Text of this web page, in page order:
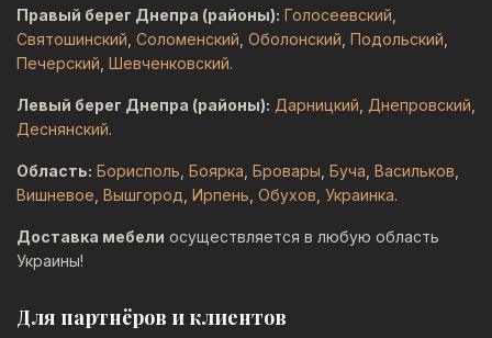
Правый берег Днепра (районы): Голосеевский
Святошинский Соломенский Оболонский Подольский
Печерский Шевченковский.
Левый берег Днепра (районы): Дарницкий Днепровский
Деснянский.
Область: Борисполь Боярка Бровары Буча Васильков
Вишневое Вышгород Ирпень Обухов Украинка.
Доставка мебели осуществляется в любую область
Украины!
Для партнёров и клиентов